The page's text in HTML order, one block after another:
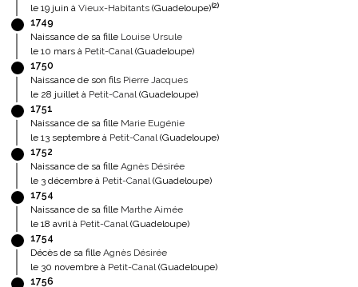
le 19 juin à Vieux-Habitants (Guadeloupe)(2)
1749
Naissance de sa fille Louise Ursule
le 10 mars à Petit-Canal(Guadeloupe)
1750
Naissance de son fils Pierre Jacques
le 28 juillet à Petit-Canal(Guadeloupe)
1751
Naissance de sa fille Marie Eugénie
le 13 septembre à Petit-Canal(Guadeloupe)
1752
Naissance de sa fille Agnès Désirée
le 3 décembre à Petit-Canal(Guadeloupe)
1754
Naissance de sa fille Marthe Aimée
le 18 avril à Petit-Canal(Guadeloupe)
1754
Décès de sa fille Agnès Désirée
le 30 novembre à Petit-Canal(Guadeloupe)
1756